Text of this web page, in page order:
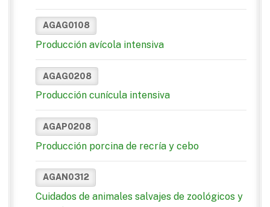
AGAG0108
Producción avícola intensiva
AGAG0208
Producción cunícula intensiva
AGAP0208
Producción porcina de recría y cebo
AGAN0312
Cuidados de animales salvajes de zoológicos y